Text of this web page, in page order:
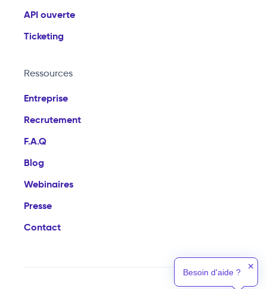
API ouverte
Ticketing
Ressources
Entreprise
Recrutement
F.A.Q
Blog
Webinaires
Presse
Contact
Besoin d'aide ?
✕